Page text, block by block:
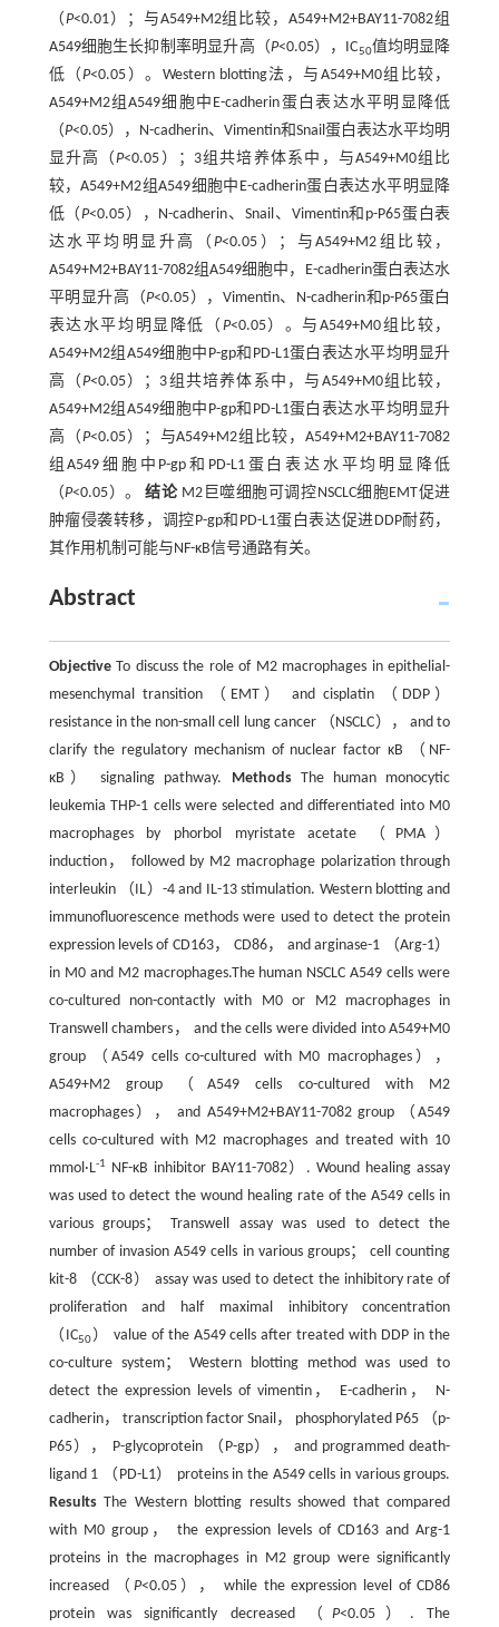
（P<0.01）；与A549+M2组比较，A549+M2+BAY11-7082组
A549细胞生长抑制率明显升高（P<0.05），IC50值均明显降
低（P<0.05）。Western blotting法，与A549+M0组比较，
A549+M2组A549细胞中E-cadherin蛋白表达水平明显降低
（P<0.05），N-cadherin、Vimentin和Snail蛋白表达水平均明
显升高（P<0.05）；3组共培养体系中，与A549+M0组比
较，A549+M2组A549细胞中E-cadherin蛋白表达水平明显降
低（P<0.05），N-cadherin、Snail、Vimentin和p-P65蛋白表
达水平均明显升高（P<0.05）；与A549+M2组比较，
A549+M2+BAY11-7082组A549细胞中，E-cadherin蛋白表达水
平明显升高（P<0.05），Vimentin、N-cadherin和p-P65蛋白
表达水平均明显降低（ P<0.05）。与A549+M0组比较，
A549+M2组A549细胞中P-gp和PD-L1蛋白表达水平均明显升
高（P<0.05）；3组共培养体系中，与A549+M0组比较，
A549+M2组A549细胞中P-gp和PD-L1蛋白表达水平均明显升
高（P<0.05）；与A549+M2组比较，A549+M2+BAY11-7082
组A549细胞中P-gp和PD-L1蛋白表达水平均明显降低
（P<0.05）。结论M2巨噬细胞可调控NSCLC细胞EMT促进
肿瘤侵袭转移，调控P-gp和PD-L1蛋白表达促进DDP耐药，
其作用机制可能与NF-κB信号通路有关。
Abstract
ObjectiveTo discuss the role of M2 macrophages in epithelial-
mesenchymal transition （EMT） and cisplatin （DDP）
resistance in the non-small cell lung cancer （NSCLC）， and to
clarify the regulatory mechanism of nuclear factor κB （NF-
κB） signaling pathway. MethodsThe human monocytic
leukemia THP-1 cells were selected and differentiated into M0
macrophages by phorbol myristate acetate （PMA）
induction， followed by M2 macrophage polarization through
interleukin （IL）-4 and IL-13 stimulation. Western blotting and
immunofluorescence methods were used to detect the protein
expression levels of CD163， CD86， and arginase-1 （Arg-1）
in M0 and M2 macrophages.The human NSCLC A549 cells were
co-cultured non-contactly with M0 or M2 macrophages in
Transwell chambers， and the cells were divided into A549+M0
group （A549 cells co-cultured with M0 macrophages），
A549+M2 group （A549 cells co-cultured with M2
macrophages）， and A549+M2+BAY11-7082 group （A549
cells co-cultured with M2 macrophages and treated with 10
mmol·L-1
NF-κB inhibitor BAY11-7082）. Wound healing assay
was used to detect the wound healing rate of the A549 cells in
various groups； Transwell assay was used to detect the
number of invasion A549 cells in various groups； cell counting
kit-8 （CCK-8） assay was used to detect the inhibitory rate of
proliferation and half maximal inhibitory concentration
（IC50） value of the A549 cells after treated with DDP in the
co-culture system； Western blotting method was used to
detect the expression levels of vimentin， E-cadherin， N-
cadherin， transcription factor Snail， phosphorylated P65 （p-
P65）， P-glycoprotein （P-gp）， and programmed death-
ligand 1 （PD-L1） proteins in the A549 cells in various groups.
ResultsThe Western blotting results showed that compared
with M0 group， the expression levels of CD163 and Arg-1
proteins in the macrophages in M2 group were significantly
increased （P<0.05）， while the expression level of CD86
protein was significantly decreased （P<0.05）. The